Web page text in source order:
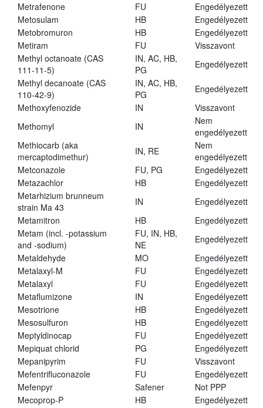
Metrafenone FU
Engedélyezett
Metosulam
HB
Engedélyezett
Metobromuron
HB
Engedélyezett
Metiram
FU
Visszavont
Methyl octanoate (CAS
111-11-5)
IN, AC, HB,
PG
Engedélyezett
Methyl decanoate (CAS
110-42-9)
IN, AC, HB,
PG
Engedélyezett
Methoxyfenozide
IN
Visszavont
Methomyl
IN
Nem
engedélyezett
Methiocarb (aka
mercaptodimethur)
IN, RE
Nem
engedélyezett
Metconazole
FU, PG
Engedélyezett
Metazachlor
HB
Engedélyezett
Metarhizium brunneum
strain Ma 43
IN
Engedélyezett
Metamitron
HB
Engedélyezett
Metam (incl. -potassium
and -sodium)
FU, IN, HB,
NE
Engedélyezett
Metaldehyde
MO
Engedélyezett
Metalaxyl-M
FU
Engedélyezett
Metalaxyl
FU
Engedélyezett
Metaflumizone
IN
Engedélyezett
Mesotrione
HB
Engedélyezett
Mesosulfuron
HB
Engedélyezett
Meptyldinocap
FU
Engedélyezett
Mepiquat chlorid
PG
Engedélyezett
Mepanipyrim
FU
Visszavont
Mefentrifluconazole
FU
Engedélyezett
Mefenpyr
Safener
Not PPP
Mecoprop-P
HB
Engedélyezett